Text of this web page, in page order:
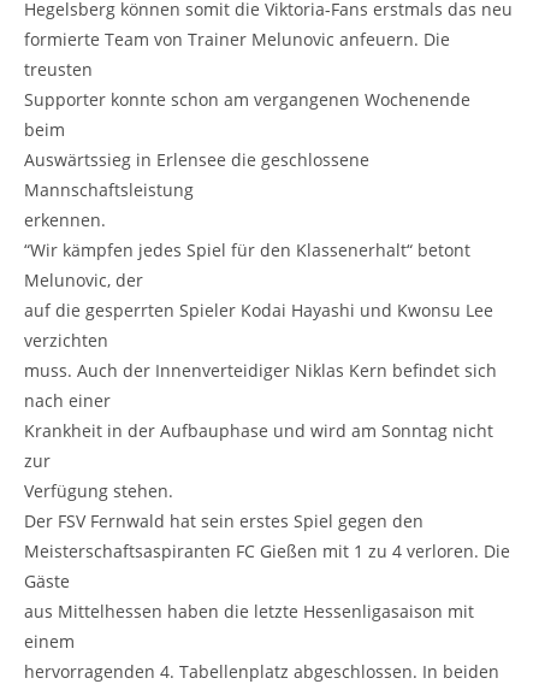
Hegelsberg können somit die Viktoria-Fans erstmals das neu
formierte Team von Trainer Melunovic anfeuern. Die
treusten
Supporter konnte schon am vergangenen Wochenende
beim
Auswärtssieg in Erlensee die geschlossene
Mannschaftsleistung
erkennen.
“Wir kämpfen jedes Spiel für den Klassenerhalt“ betont
Melunovic, der
auf die gesperrten Spieler Kodai Hayashi und Kwonsu Lee
verzichten
muss. Auch der Innenverteidiger Niklas Kern befindet sich
nach einer
Krankheit in der Aufbauphase und wird am Sonntag nicht
zur
Verfügung stehen.
Der FSV Fernwald hat sein erstes Spiel gegen den
Meisterschaftsaspiranten FC Gießen mit 1 zu 4 verloren. Die
Gäste
aus Mittelhessen haben die letzte Hessenligasaison mit
einem
hervorragenden 4. Tabellenplatz abgeschlossen. In beiden